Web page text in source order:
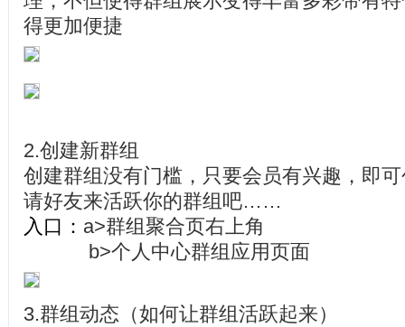
得更加便捷
2.创建新群组
创建群组没有门槛，只要会员有兴趣，即
请好友来活跃你的群组吧……
入口： a>群组聚合页右上角
b>个人中心群组应用页面
3.群组动态（如何让群组活跃起来）